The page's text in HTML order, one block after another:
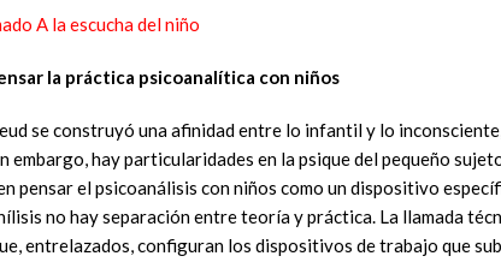
A la escucha del niño
la práctica psicoanalí­tica con niños
se construyó una afinidad entre lo infantil y lo
embargo, hay particularidades en la psique del pequeño
pensar el psicoanálisis con niños como un dispositivo
no hay separación entre teoría y práctica. La llamada
entrelazados, configuran los dispositivos de trabajo que